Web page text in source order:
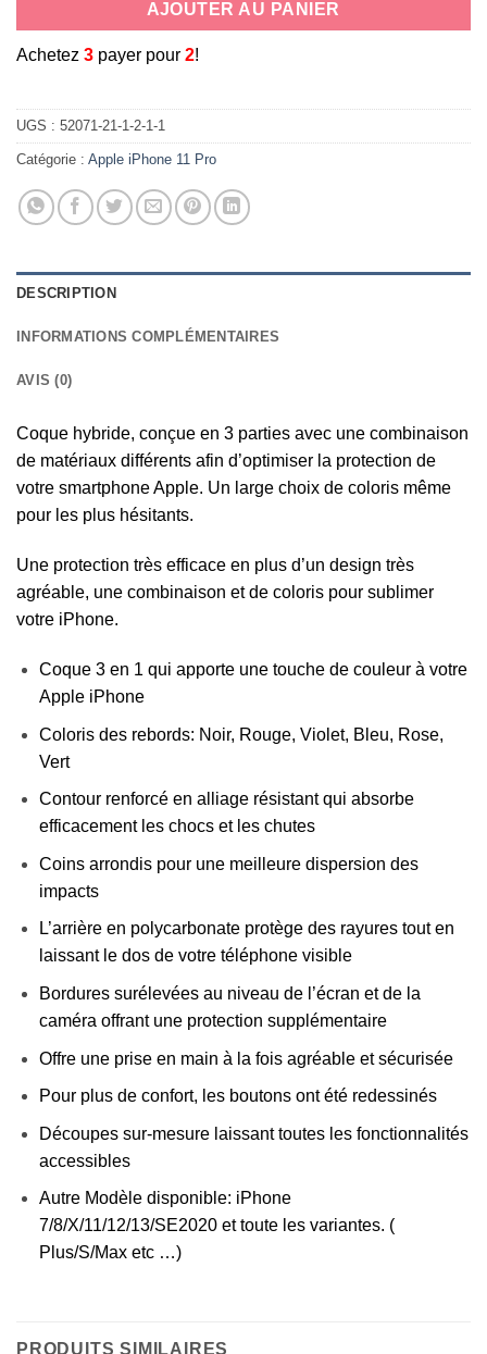
AJOUTER AU PANIER
Achetez 3 payer pour 2!
UGS : 52071-21-1-2-1-1
Catégorie : Apple iPhone 11 Pro
DESCRIPTION
INFORMATIONS COMPLÉMENTAIRES
AVIS (0)
Coque hybride, conçue en 3 parties avec une combinaison
de matériaux différents afin d’optimiser la protection de
votre smartphone Apple. Un large choix de coloris même
pour les plus hésitants.
Une protection très efficace en plus d’un design très
agréable, une combinaison et de coloris pour sublimer
votre iPhone.
Coque 3 en 1 qui apporte une touche de couleur à votre
Apple iPhone
Coloris des rebords: Noir, Rouge, Violet, Bleu, Rose,
Vert
Contour renforcé en alliage résistant qui absorbe
efficacement les chocs et les chutes
Coins arrondis pour une meilleure dispersion des
impacts
L’arrière en polycarbonate protège des rayures tout en
laissant le dos de votre téléphone visible
Bordures surélevées au niveau de l’écran et de la
caméra offrant une protection supplémentaire
Offre une prise en main à la fois agréable et sécurisée
Pour plus de confort, les boutons ont été redessinés
Découpes sur-mesure laissant toutes les fonctionnalités
accessibles
Autre Modèle disponible: iPhone
7/8/X/11/12/13/SE2020 et toute les variantes. (
Plus/S/Max etc …)
PRODUITS SIMILAIRES